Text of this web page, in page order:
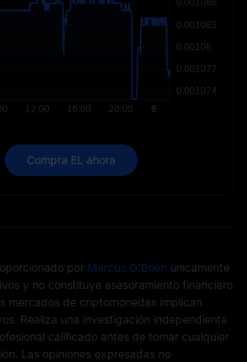
Compra EL ahora
por Marcus O'Brien únicamente
y no constituye asesoramiento financiero
mercados de criptomonedas implican
Realiza una investigación independiente
calificado antes de tomar cualquier
Las opiniones expresadas no